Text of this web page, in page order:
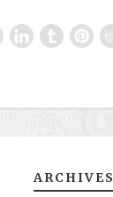
ARCHIVES